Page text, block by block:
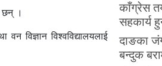
छन् ।
विज्ञान विश्वविद्यालयलाई
काँग्रेस
सहकार्य
दाङका
बन्दुक